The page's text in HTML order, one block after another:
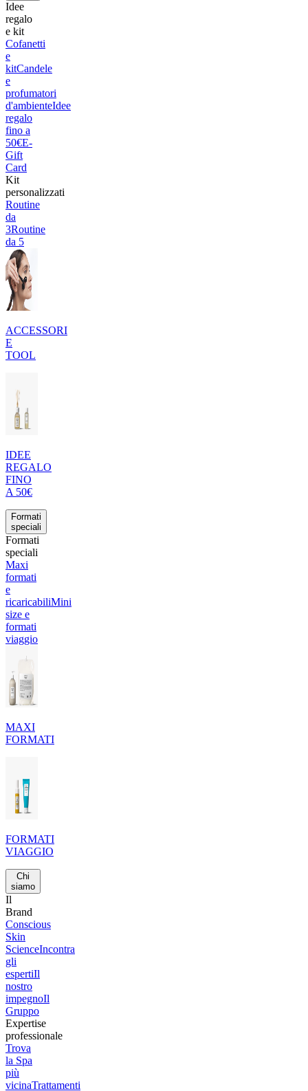
Idee
regalo
e kit
Cofanetti
e
kitCandele
e
profumatori
d'ambienteIdee
regalo
fino a
50€E-
Gift
Card
Kit
personalizzati
Routine
da
3Routine
da 5
ACCESSORI
E
TOOL
IDEE
REGALO
FINO
A 50€
Formati
speciali
Formati
speciali
Maxi
formati
e
ricaricabiliMini
size e
formati
viaggio
MAXI
FORMATI
FORMATI
VIAGGIO
Chi
siamo
Il
Brand
Conscious
Skin
ScienceIncontra
gli
espertiIl
nostro
impegnoIl
Gruppo
Expertise
professionale
Trova
la Spa
più
vicinaTrattamenti